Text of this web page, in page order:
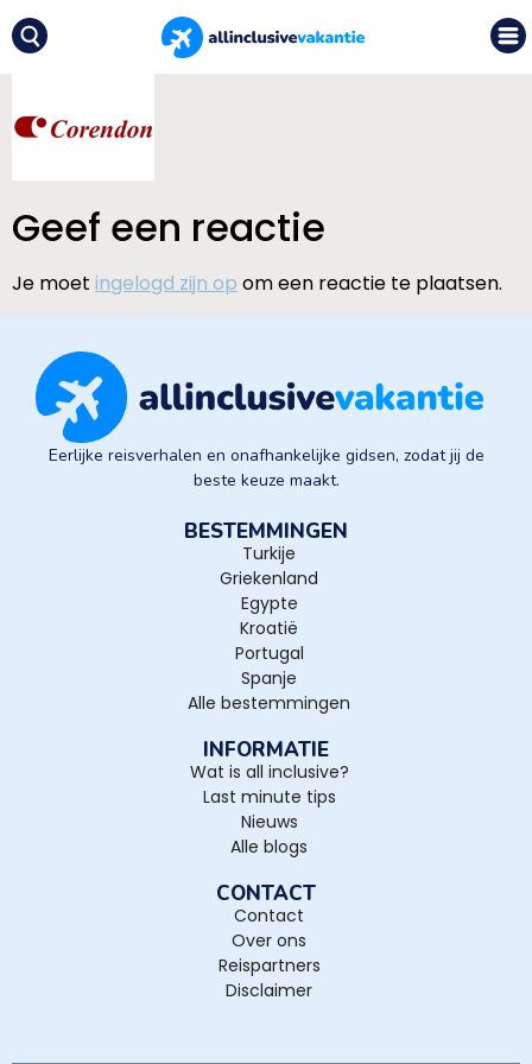
Geef een reactie
Je moet ingelogd zijn op om een reactie te plaatsen.
Eerlijke reisverhalen en onafhankelijke gidsen, zodat jij de
beste keuze maakt.
BESTEMMINGEN
Turkije
Griekenland
Egypte
Kroatië
Portugal
Spanje
Alle bestemmingen
INFORMATIE
Wat is all inclusive?
Last minute tips
Nieuws
Alle blogs
CONTACT
Contact
Over ons
Reispartners
Disclaimer